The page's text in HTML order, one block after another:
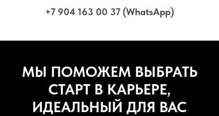
+7 904 163 00 37 (WhatsApp)
МЫ ПОМОЖЕМ ВЫБРАТЬ
СТАРТ В КАРЬЕРЕ,
ИДЕАЛЬНЫЙ ДЛЯ ВАС